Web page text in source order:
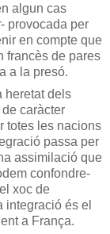
algun cas
- provocada per
en compte que
francès de pares
a la presó.
heretat dels
caràcter
totes les nacions
passa per
assimilació que
confondre-
xoc de
integració és el
a França.